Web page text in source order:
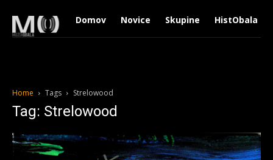
Domov Novice Skupine HistObala
Home Tags Strelowood
Tag: Strelowood